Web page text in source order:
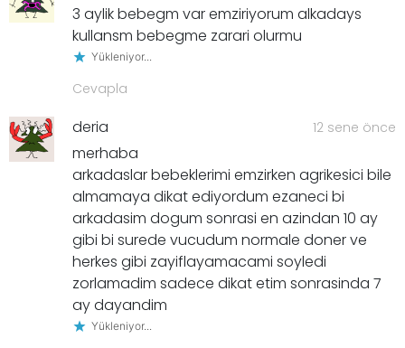
3 aylik bebegm var emziriyorum alkadays
kullansm bebegme zarari olurmu
Yükleniyor...
Cevapla
deria 12 sene önce
merhaba
arkadaslar bebeklerimi emzirken agrikesici bile
almamaya dikat ediyordum ezaneci bi
arkadasim dogum sonrasi en azindan 10 ay
gibi bi surede vucudum normale doner ve
herkes gibi zayiflayamacami soyledi
zorlamadim sadece dikat etim sonrasinda 7
ay dayandim
Yükleniyor...